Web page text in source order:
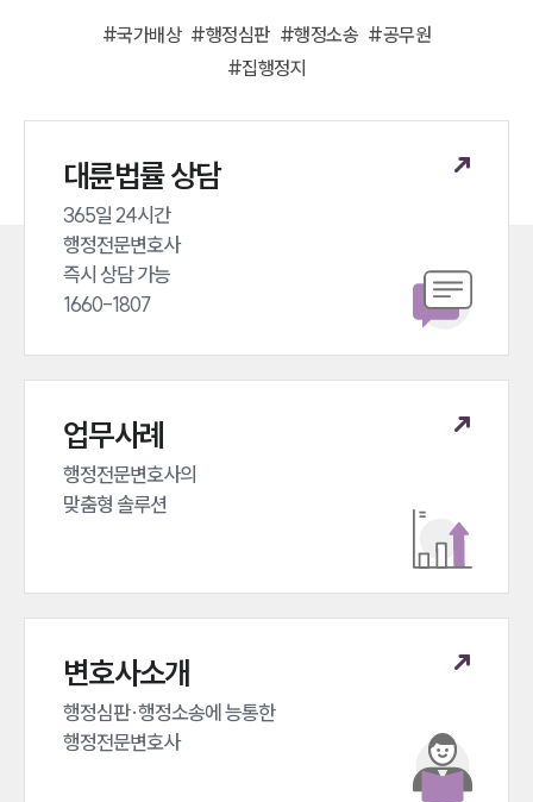
#국가배상 #행정심판 #행정소송 #공무원
#집행정지
대륜법률 상담
365일 24시간
행정전문변호사
즉시 상담 가능
1660-1807
업무사례
행정전문변호사의
맞춤형 솔루션
변호사소개
행정심판·행정소송에 능통한
행정전문변호사